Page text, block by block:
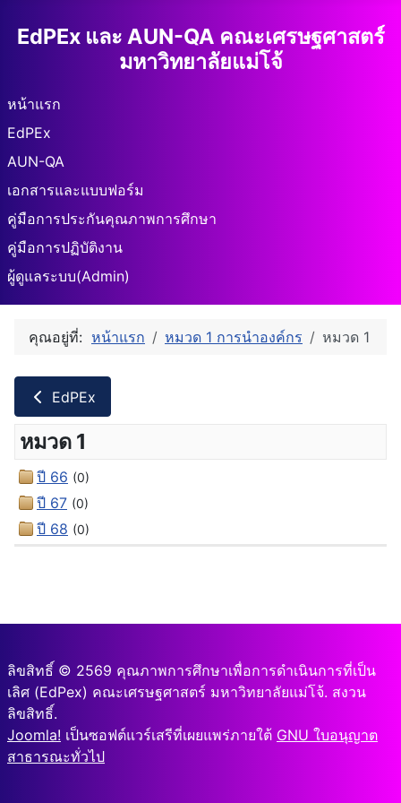
EdPEx และ AUN-QA คณะเศรษฐศาสตร์
มหาวิทยาลัยแม่โจ้
หน้าแรก
EdPEx
AUN-QA
เอกสารและแบบฟอร์ม
คู่มือการประกันคุณภาพการศึกษา
คู่มือการปฏิบัติงาน
ผู้ดูแลระบบ(Admin)
คุณอยู่ที่: หน้าแรก หมวด 1 การนำองค์กร หมวด 1
EdPEx
หมวด 1
ปี 66 (0)
ปี 67 (0)
ปี 68 (0)
ลิขสิทธิ์ © 2569 คุณภาพการศึกษาเพื่อการดำเนินการที่เป็น
เลิศ (EdPex) คณะเศรษฐศาสตร์ มหาวิทยาลัยแม่โจ้. สงวน
ลิขสิทธิ์.
Joomla! เป็นซอฟต์แวร์เสรีที่เผยแพร่ภายใต้ GNU ใบอนุญาต
สาธารณะทั่วไป